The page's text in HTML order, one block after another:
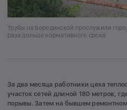
Трубы на Бородинской прослужили
раза дольше нормативного срока
За два месяца работники цеха
участок сетей длиной 180 метров,
порывы. Затем на бывшем ремонтном